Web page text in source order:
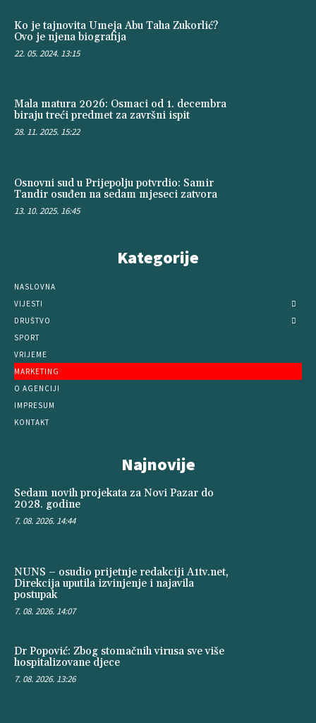
Ko je tajnovita Umeja Abu Taha Zukorlić?
Ovo je njena biografija
22. 05. 2024. 13:15
Mala matura 2026: Osmaci od 1. decembra
biraju treći predmet za završni ispit
28. 11. 2025. 15:22
Osnovni sud u Prijepolju potvrdio: Samir
Tandir osuđen na sedam mjeseci zatvora
13. 10. 2025. 16:45
Kategorije
NASLOVNA
VIJESTI
DRUŠTVO
SPORT
VRIJEME
MARKETING
O AGENCIJI
IMPRESUM
KONTAKT
Najnovije
Sedam novih projekata za Novi Pazar do
2028. godine
7. 08. 2026. 14:44
NUNS – osudio prijetnje redakciji A1tv.net,
Direkcija uputila izvinjenje i najavila
postupak
7. 08. 2026. 14:07
Dr Popović: Zbog stomačnih virusa sve više
hospitalizovane djece
7. 08. 2026. 13:26